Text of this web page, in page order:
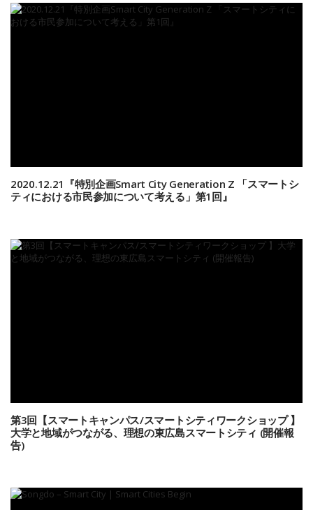
2020.12.21『特別企画Smart City Generation Z 「スマートシ
ティにおける市民参加について考える」第1回』
第3回【スマートキャンパス/スマートシティワークショップ 】
大学と地域がつながる、理想の東広島スマートシティ (開催報
告)